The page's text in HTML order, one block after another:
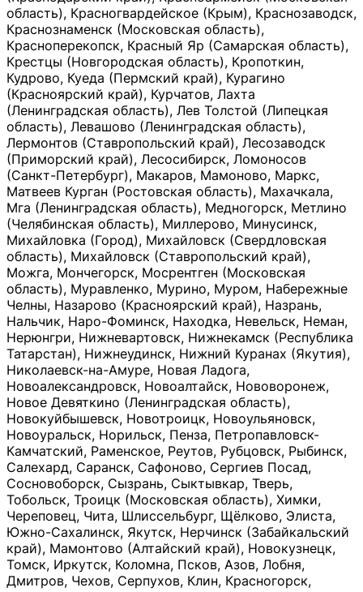
область), Красногвардейское (Крым), Краснозаводск,
Краснознаменск (Московская область),
Красноперекопск, Красный Яр (Самарская область),
Крестцы (Новгородская область), Кропоткин,
Кудрово, Куеда (Пермский край), Курагино
(Красноярский край), Курчатов, Лахта
(Ленинградская область), Лев Толстой (Липецкая
область), Левашово (Ленинградская область),
Лермонтов (Ставропольский край), Лесозаводск
(Приморский край), Лесосибирск, Ломоносов
(Санкт-Петербург), Макаров, Мамоново, Маркс,
Матвеев Курган (Ростовская область), Махачкала,
Мга (Ленинградская область), Медногорск, Метлино
(Челябинская область), Миллерово, Минусинск,
Михайловка (Город), Михайловск (Свердловская
область), Михайловск (Ставропольский край),
Можга, Мончегорск, Мосрентген (Московская
область), Муравленко, Мурино, Муром, Набережные
Челны, Назарово (Красноярский край), Назрань,
Нальчик, Наро-Фоминск, Находка, Невельск, Неман,
Нерюнгри, Нижневартовск, Нижнекамск (Республика
Татарстан), Нижнеудинск, Нижний Куранах (Якутия),
Николаевск-на-Амуре, Новая Ладога,
Новоалександровск, Новоалтайск, Нововоронеж,
Новое Девяткино (Ленинградская область),
Новокуйбышевск, Новотроицк, Новоульяновск,
Новоуральск, Норильск, Пенза, Петропавловск-
Камчатский, Раменское, Реутов, Рубцовск, Рыбинск,
Салехард, Саранск, Сафоново, Сергиев Посад,
Сосновоборск, Сызрань, Сыктывкар, Тверь,
Тобольск, Троицк (Московская область), Химки,
Череповец, Чита, Шлиссельбург, Щёлково, Элиста,
Южно-Сахалинск, Якутск, Нерчинск (Забайкальский
край), Мамонтово (Алтайский край), Новокузнецк,
Томск, Иркутск, Коломна, Псков, Азов, Лобня,
Дмитров, Чехов, Серпухов, Клин, Красногорск,